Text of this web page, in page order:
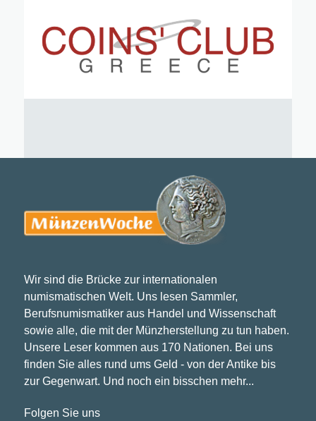
Wir sind die Brücke zur internationalen
numismatischen Welt. Uns lesen Sammler,
Berufsnumismatiker aus Handel und Wissenschaft
sowie alle, die mit der Münzherstellung zu tun haben.
Unsere Leser kommen aus 170 Nationen. Bei uns
finden Sie alles rund ums Geld - von der Antike bis
zur Gegenwart. Und noch ein bisschen mehr...
Folgen Sie uns